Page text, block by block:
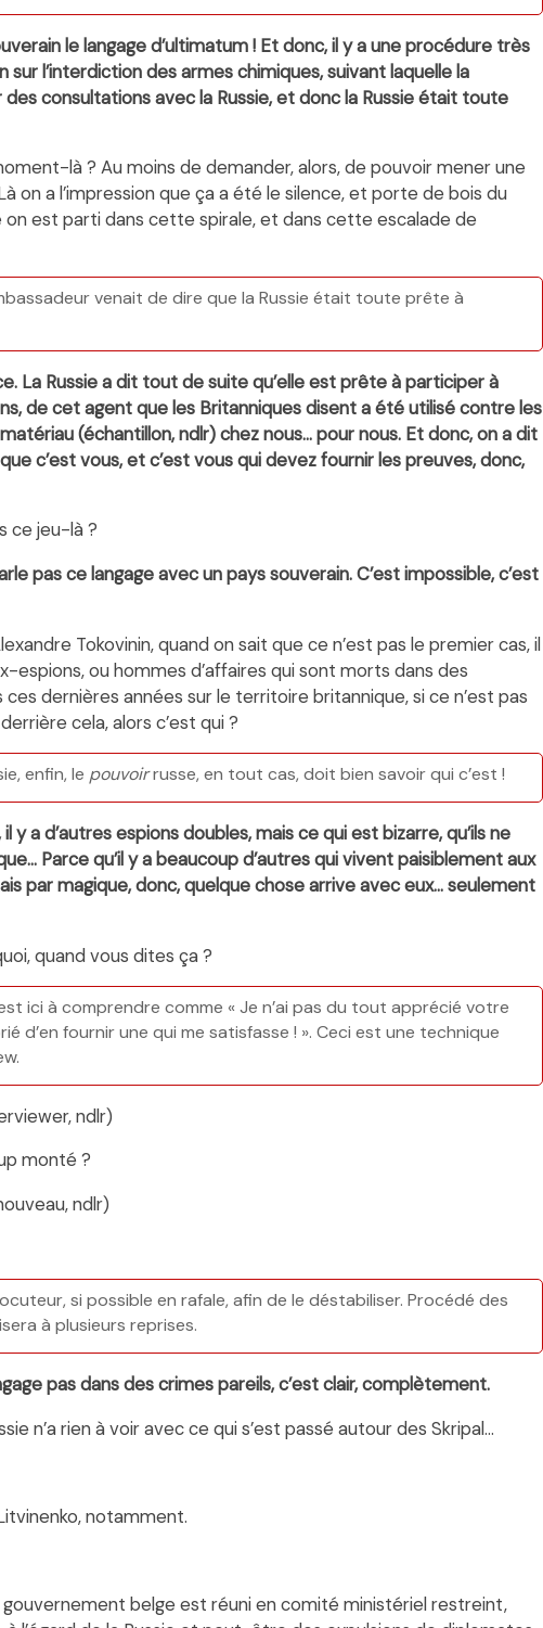
le langage d’ultimatum ! Et donc, il y a une procédure très
l’interdiction des armes chimiques, suivant laquelle la
consultations avec la Russie, et donc la Russie était toute
là ? Au moins de demander, alors, de pouvoir mener une
on a l’impression que ça a été le silence, et porte de bois du
on est parti dans cette spirale, et dans cette escalade de
venait de dire que la Russie était toute prête à
La Russie a dit tout de suite qu’elle est prête à participer à
de cet agent que les Britanniques disent a été utilisé contre les
(échantillon, ndlr) chez nous… pour nous. Et donc, on a dit
c’est vous, et c’est vous qui devez fournir les preuves, donc,
ce jeu-là ?
pas ce langage avec un pays souverain. C’est impossible, c’est
Tokovinin, quand on sait que ce n’est pas le premier cas, il
espions, ou hommes d’affaires qui sont morts dans des
dernières années sur le territoire britannique, si ce n’est pas
cela, alors c’est qui ?
enfin, le pouvoirrusse, en tout cas, doit bien savoir qui c’est !
y a d’autres espions doubles, mais ce qui est bizarre, qu’ils ne
Parce qu’il y a beaucoup d’autres qui vivent paisiblement aux
par magique, donc, quelque chose arrive avec eux… seulement
quand vous dites ça ?
ici à comprendre comme « Je n’ai pas du tout apprécié votre
d’en fournir une qui me satisfasse ! ». Ceci est une technique
ndlr)
monté ?
ndlr)
si possible en rafale, afin de le déstabiliser. Procédé des
à plusieurs reprises.
pas dans des crimes pareils, c’est clair, complètement.
n’a rien à voir avec ce qui s’est passé autour des Skripal…
notamment.
belge est réuni en comité ministériel restreint,